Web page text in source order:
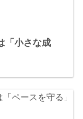
「小さな成